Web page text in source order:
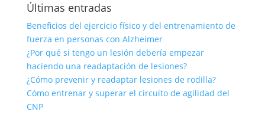
Últimas entradas
Beneficios del ejercicio físico y del entrenamiento de
fuerza en personas con Alzheimer
¿Por qué si tengo un lesión debería empezar
haciendo una readaptación de lesiones?
¿Cómo prevenir y readaptar lesiones de rodilla?
Cómo entrenar y superar el circuito de agilidad del
CNP